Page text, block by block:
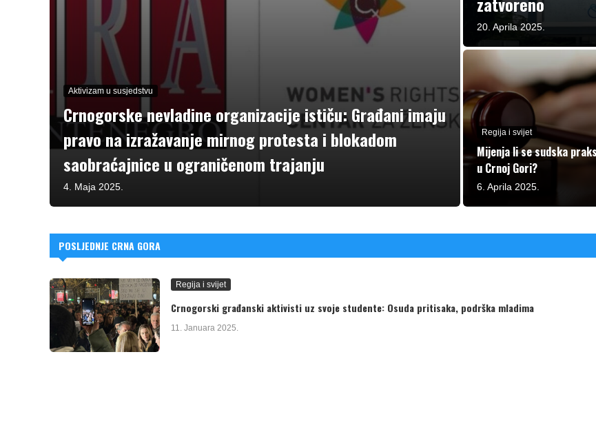
Aktivizam u susjedstvu
Crnogorske nevladine organizacije ističu: Građani imaju
pravo na izražavanje mirnog protesta i blokadom
saobraćajnice u ograničenom trajanju
4. Maja 2025.
20. Aprila 2025.
Regija i svijet
Mijenja li se sudska
u Crnoj Gori?
6. Aprila 2025.
POSLJEDNJE CRNA GORA
Regija i svijet
Crnogorski građanski aktivisti uz svoje studente: Osuda pritisaka, podrška mladima
11. Januara 2025.